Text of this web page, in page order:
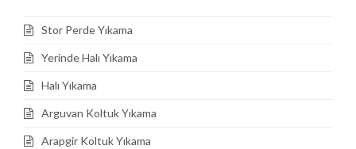
Stor Perde Yıkama
Yerinde Halı Yıkama
Halı Yıkama
Arguvan Koltuk Yıkama
Arapgir Koltuk Yıkama